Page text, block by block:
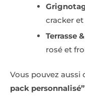
cracker
Terrasse
rosé et
Vous pouvez aussi
pack personnalisé”